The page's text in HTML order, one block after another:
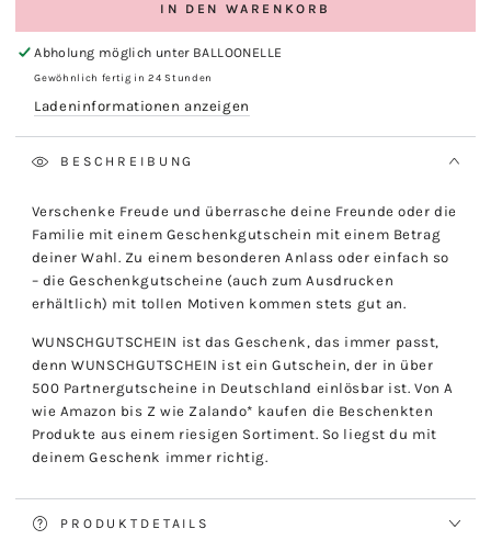
IN DEN WARENKORB
Abholung möglich unter BALLOONELLE
Gewöhnlich fertig in 24 Stunden
Ladeninformationen anzeigen
BESCHREIBUNG
Verschenke Freude und überrasche deine Freunde oder die
Familie mit einem Geschenkgutschein mit einem Betrag
deiner Wahl. Zu einem besonderen Anlass oder einfach so
– die Geschenkgutscheine (auch zum Ausdrucken
erhältlich) mit tollen Motiven kommen stets gut an.
WUNSCHGUTSCHEIN ist das Geschenk, das immer passt,
denn WUNSCHGUTSCHEIN ist ein Gutschein, der in über
500 Partnergutscheine in Deutschland einlösbar ist. Von A
wie Amazon bis Z wie Zalando* kaufen die Beschenkten
Produkte aus einem riesigen Sortiment. So liegst du mit
deinem Geschenk immer richtig.
PRODUKTDETAILS